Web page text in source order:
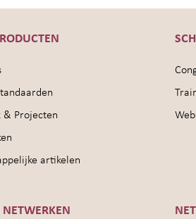
& Projecten
artikelen
NETWERKEN